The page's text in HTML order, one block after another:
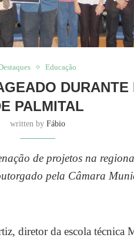
Educação
DURANTE
PALMITAL
written by Fábio
de projetos na
pela Câmara
diretor da escola técnica